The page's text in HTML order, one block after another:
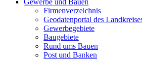
Gewerbe und Bauen
Firmenverzeichnis
Geodatenportal des
Gewerbegebiete
Baugebiete
Rund ums Bauen
Post und Banken